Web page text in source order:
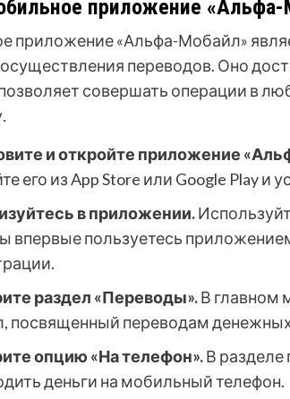
приложение «Альфа-
приложение «Альфа-Мобайл»
переводов. Оно
совершать операции в
и откройте приложение
его из App Store или Google Play и
в приложении.
впервые пользуетесь
раздел «Переводы».В главном
посвященный переводам
опцию «На телефон».В
деньги на мобильный телефон.